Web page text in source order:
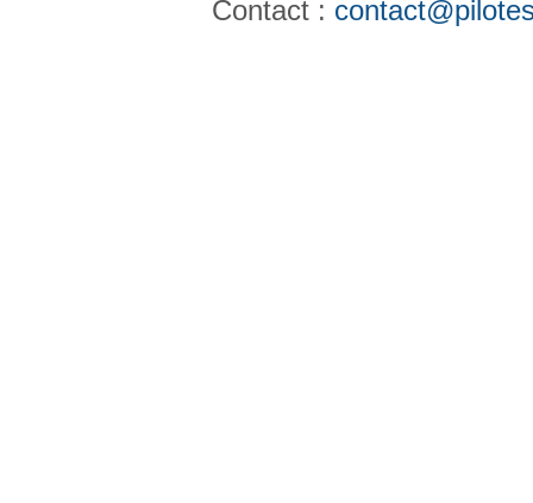
Contact :